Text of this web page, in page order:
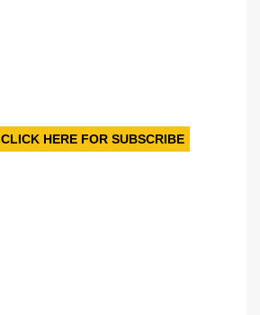
CLICK HERE FOR SUBSCRIBE